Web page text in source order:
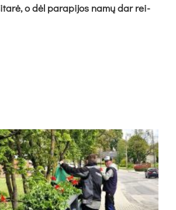
o dėl pa­ra­pi­jos na­mų dar rei­